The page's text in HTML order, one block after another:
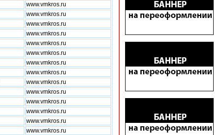
www.vmkros.ru
www.vmkros.ru
www.vmkros.ru
www.vmkros.ru
www.vmkros.ru
www.vmkros.ru
www.vmkros.ru
www.vmkros.ru
www.vmkros.ru
www.vmkros.ru
www.vmkros.ru
www.vmkros.ru
www.vmkros.ru
www.vmkros.ru